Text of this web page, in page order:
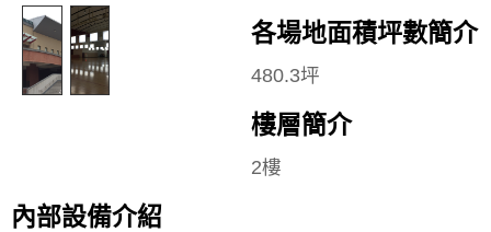
各場地面積坪數簡介
480.3坪
樓層簡介
2樓
內部設備介紹